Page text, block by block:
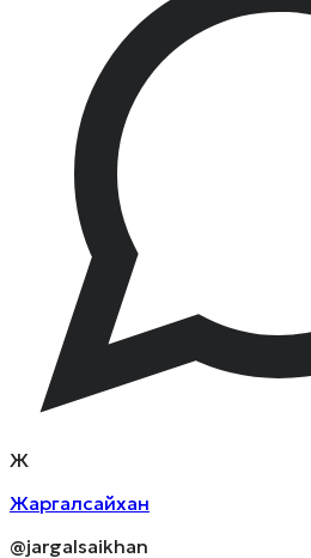
Ж
Жаргалсайхан
@jargalsaikhan